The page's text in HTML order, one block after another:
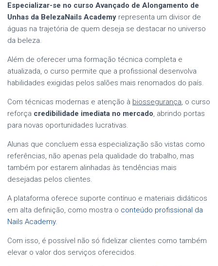
Especializar-se no curso Avançado de Alongamento de
Unhas da BelezaNails Academy representa um divisor de
águas na trajetória de quem deseja se destacar no universo
da beleza.
Além de oferecer uma formação técnica completa e
atualizada, o curso permite que a profissional desenvolva
habilidades exigidas pelos salões mais renomados do país.
Com técnicas modernas e atenção à biossegurança, o curso
reforça credibilidade imediata no mercado, abrindo portas
para novas oportunidades lucrativas.
Alunas que concluem essa especialização são vistas como
referências, não apenas pela qualidade do trabalho, mas
também por estarem alinhadas às tendências mais
desejadas pelos clientes.
A plataforma oferece suporte contínuo e materiais didáticos
em alta definição, como mostra o conteúdo profissional da
Nails Academy.
Com isso, é possível não só fidelizar clientes como também
elevar o valor dos serviços oferecidos.